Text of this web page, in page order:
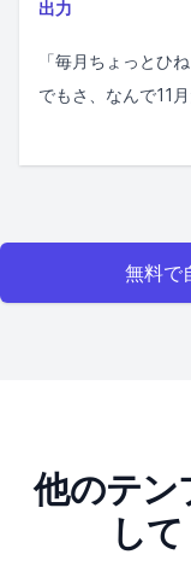
出力
「毎月ちょっとひ
でもさ、なんで11月
無料で
他のテン
し